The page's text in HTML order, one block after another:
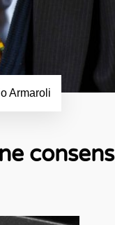
Armaroli